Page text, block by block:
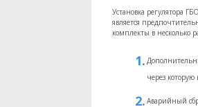
Установка регулятора
является
комплекты в несколько
через
Аварийный